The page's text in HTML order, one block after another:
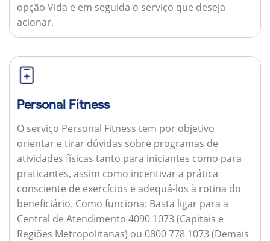
opção Vida e em seguida o serviço que deseja
acionar.
Personal Fitness
O serviço Personal Fitness tem por objetivo
orientar e tirar dúvidas sobre programas de
atividades físicas tanto para iniciantes como para
praticantes, assim como incentivar a prática
consciente de exercícios e adequá-los à rotina do
beneficiário. Como funciona: Basta ligar para a
Central de Atendimento 4090 1073 (Capitais e
Regiões Metropolitanas) ou 0800 778 1073 (Demais